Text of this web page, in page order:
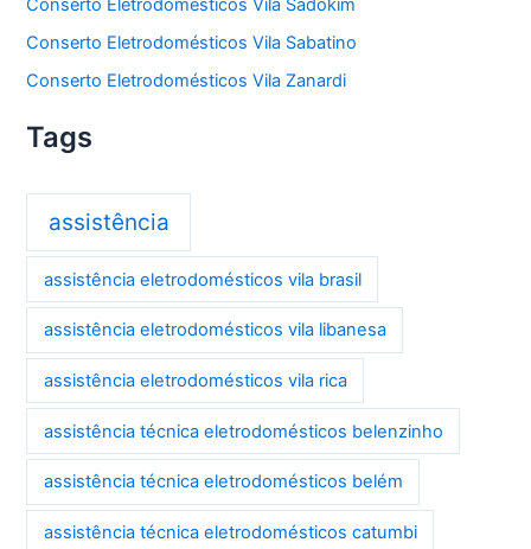
Conserto Eletrodomésticos Vila Sadokim
Conserto Eletrodomésticos Vila Sabatino
Conserto Eletrodomésticos Vila Zanardi
Tags
assistência
assistência eletrodomésticos vila brasil
assistência eletrodomésticos vila libanesa
assistência eletrodomésticos vila rica
assistência técnica eletrodomésticos belenzinho
assistência técnica eletrodomésticos belém
assistência técnica eletrodomésticos catumbi